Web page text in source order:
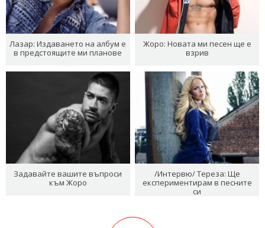
Лазар: Издаването на албум е
в предстоящите ми планове
Жоро: Новата ми песен ще е
взрив
Задавайте вашите въпроси
към Жоро
/Интервю/ Тереза: Ще
експериментирам в песните
си